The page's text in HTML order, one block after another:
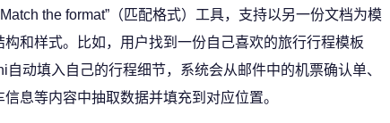
the format”（匹配格式）工具，支持以另一份文档为模
构和样式。比如，用户找到一份自己喜欢的旅行行程模板
自动填入自己的行程细节，系统会从邮件中的机票确认单、
息等内容中抽取数据并填充到对应位置。